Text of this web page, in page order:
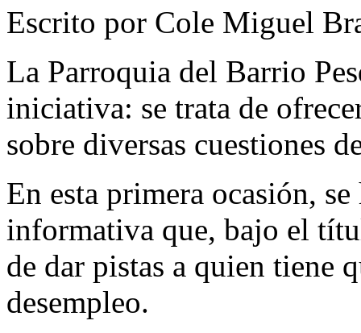
Escrito por Cole Miguel
La Parroquia del Barrio
iniciativa: se trata de
sobre diversas cuestiones
En esta primera ocasión,
informativa que, bajo el
de dar pistas a quien tiene
desempleo.